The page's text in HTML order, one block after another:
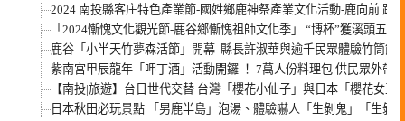
2024 南投縣客庄特色產業節-國姓鄉鹿神祭產業文化活動-鹿向前 跑
「2024慚愧文化觀光節-鹿谷鄉慚愧祖師文化季」 “博杯”獲溪頭五星
鹿谷「小半天竹夢森活節」開幕 縣長許淑華與逾千民眾體驗竹筒飯
紫南宮甲辰龍年「呷丁酒」活動開鑼 ！ 7萬人份料理包 供民眾外帶
【南投|旅遊】台日世代交替 台灣「櫻花小仙子」與日本「櫻花女王
日本秋田必玩景點 「男鹿半島」泡湯、體驗嚇人「生剝鬼」「生剝